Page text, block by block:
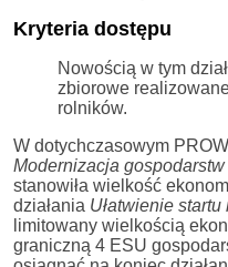
Kryteria dostępu
Nowością w tym
zbiorowe
rolników.
W dotychczasowym
Modernizacja
stanowiła wielkość
działania Ułatwienie startu
limitowany wielkością
graniczną 4 ESU